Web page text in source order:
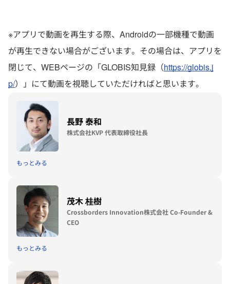
※アプリで動画を再生する際、Androidの一部機種で動画
が再生できない場合がございます。その場合は、アプリを
閉じて、WEBページの「GLOBIS知見録（https://globis.j
p/）」にて動画を視聴していただければと思います。
長野 泰和
株式会社KVP 代表取締役社長
もっとみる
茂木 桂樹
Crossborders Innovation株式会社 Co-Founder &
CEO
もっとみる